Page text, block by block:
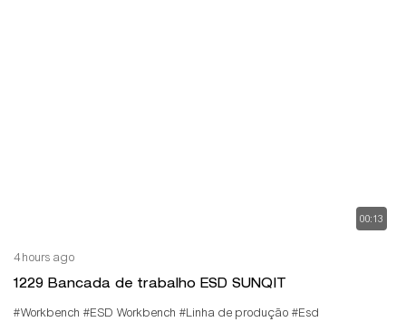
00:13
4 hours ago
1229 Bancada de trabalho ESD SUNQIT
#Workbench #ESD Workbench #Linha de produção #Esd